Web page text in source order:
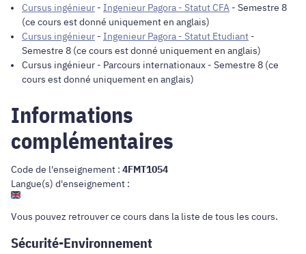
Cursus ingénieur - Ingenieur Pagora - Statut CFA - Semestre 8
(ce cours est donné uniquement en anglais)
Cursus ingénieur - Ingenieur Pagora - Statut Etudiant -
Semestre 8 (ce cours est donné uniquement en anglais)
Cursus ingénieur - Parcours internationaux - Semestre 8 (ce
cours est donné uniquement en anglais)
Informations
complémentaires
Code de l'enseignement : 4FMT1054
Langue(s) d'enseignement :
Vous pouvez retrouver ce cours dans la liste de tous les cours.
Sécurité-Environnement